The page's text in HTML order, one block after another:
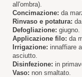
all'ombra).
Concimazione: da
Rinvaso e potatura:
Defogliazione: giugno.
Applicazione filo: da
Irrigazione: innaffiare
asciutto.
Disinfezione: in
Vaso: non smaltato.